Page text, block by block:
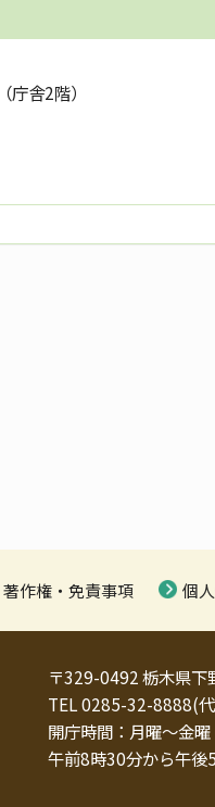
舎2階）
著作権・免責事項 個
〒329-0492 栃木県下
TEL 0285-32-8888(
開庁時間：月曜～金
午前8時30分から午後